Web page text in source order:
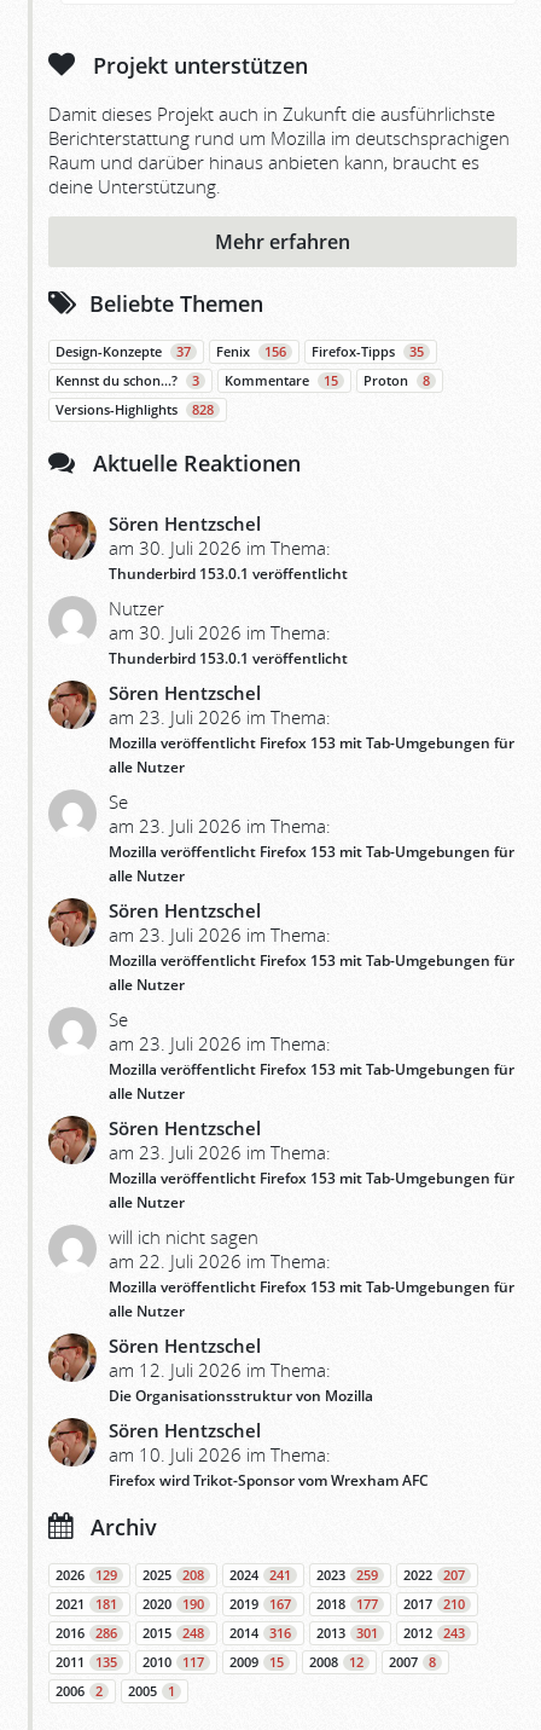
Projekt unterstützen
Damit dieses Projekt auch in Zukunft die ausführlichste
Berichterstattung rund um Mozilla im deutschsprachigen
Raum und darüber hinaus anbieten kann, braucht es
deine Unterstützung.
Mehr erfahren
Beliebte Themen
Design-Konzepte 37 Fenix 156 Firefox-Tipps
35
Kennst du schon…?
3 Kommentare 15 Proton
8
Versions-Highlights
828
Aktuelle Reaktionen
Sören Hentzschel
am 30. Juli 2026 im Thema:
Thunderbird 153.0.1 veröffentlicht
Nutzer
am 30. Juli 2026 im Thema:
Thunderbird 153.0.1 veröffentlicht
Sören Hentzschel
am 23. Juli 2026 im Thema:
Mozilla veröffentlicht Firefox 153 mit Tab-Umgebungen für
alle Nutzer
Se
am 23. Juli 2026 im Thema:
Mozilla veröffentlicht Firefox 153 mit Tab-Umgebungen für
alle Nutzer
Sören Hentzschel
am 23. Juli 2026 im Thema:
Mozilla veröffentlicht Firefox 153 mit Tab-Umgebungen für
alle Nutzer
Se
am 23. Juli 2026 im Thema:
Mozilla veröffentlicht Firefox 153 mit Tab-Umgebungen für
alle Nutzer
Sören Hentzschel
am 23. Juli 2026 im Thema:
Mozilla veröffentlicht Firefox 153 mit Tab-Umgebungen für
alle Nutzer
will ich nicht sagen
am 22. Juli 2026 im Thema:
Mozilla veröffentlicht Firefox 153 mit Tab-Umgebungen für
alle Nutzer
Sören Hentzschel
am 12. Juli 2026 im Thema:
Die Organisationsstruktur von Mozilla
Sören Hentzschel
am 10. Juli 2026 im Thema:
Firefox wird Trikot-Sponsor vom Wrexham AFC
Archiv
2026 129 2025 208 2024 241 2023 259 2022
207
2021
181 2020 190 2019 167 2018 177 2017
210
2016
286 2015 248 2014 316 2013 301 2012
243
2011
135 2010 117 2009 15 2008 12 2007
8
2006
2 2005 1